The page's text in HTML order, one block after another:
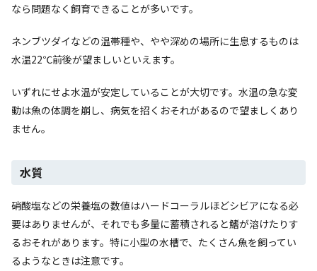
なら問題なく飼育できることが多いです。
ネンブツダイなどの温帯種や、やや深めの場所に生息するものは
水温22℃前後が望ましいといえます。
いずれにせよ水温が安定していることが大切です。水温の急な変
動は魚の体調を崩し、病気を招くおそれがあるので望ましくあり
ません。
水質
硝酸塩などの栄養塩の数値はハードコーラルほどシビアになる必
要はありませんが、それでも多量に蓄積されると鰭が溶けたりす
るおそれがあります。特に小型の水槽で、たくさん魚を飼ってい
るようなときは注意です。